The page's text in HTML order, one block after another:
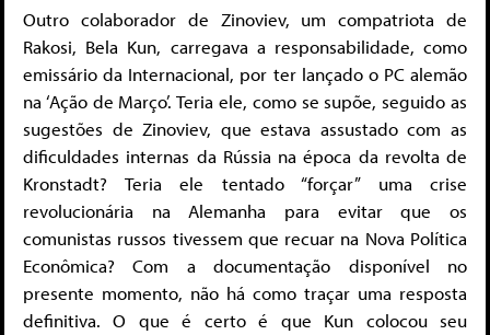
Outro colaborador de Zinoviev, um compatriota de
Rakosi, Bela Kun, carregava a responsabilidade, como
emissário da Internacional, por ter lançado o PC alemão
na ‘Ação de Março’. Teria ele, como se supõe, seguido as
sugestões de Zinoviev, que estava assustado com as
dificuldades internas da Rússia na época da revolta de
Kronstadt? Teria ele tentado “forçar” uma crise
revolucionária na Alemanha para evitar que os
comunistas russos tivessem que recuar na Nova Política
Econômica? Com a documentação disponível no
presente momento, não há como traçar uma resposta
definitiva. O que é certo é que Kun colocou seu